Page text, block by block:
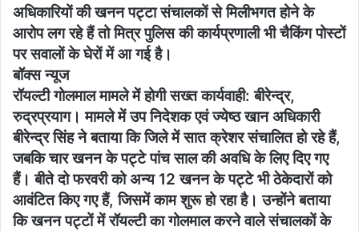
अधिकारियों की खनन पट्टा संचालकों से मिलीभगत होने के
आरोप लग रहे हैं तो मित्र पुलिस की कार्यप्रणाली भी चैकिंग पोस्टों
पर सवालों के घेरों में आ गई है।
बॉक्स न्यूज
रॉयल्टी गोलमाल मामले में होगी सख्त कार्यवाही: बीरेन्द्र,
रुद्रप्रयाग। मामले में उप निदेशक एवं ज्येष्ठ खान अधिकारी
बीरेन्द्र सिंह ने बताया कि जिले में सात क्रेशर संचालित हो रहे हैं,
जबकि चार खनन के पट्टे पांच साल की अवधि के लिए दिए गए
हैं। बीते दो फरवरी को अन्य 12 खनन के पट्टे भी ठेकेदारों को
आवंटित किए गए हैं, जिसमें काम शुरू हो रहा है। उन्होंने बताया
कि खनन पट्टों में रॉयल्टी का गोलमाल करने वाले संचालकों के